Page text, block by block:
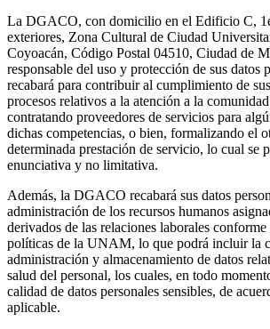
La DGACO, con domicilio en el Edificio C,
exteriores, Zona Cultural de Ciudad
Coyoacán, Código Postal 04510, Ciudad de
responsable del uso y protección de sus datos
recabará para contribuir al cumplimiento de
procesos relativos a la atención a la
contratando proveedores de servicios para
dichas competencias, o bien, formalizando el
determinada prestación de servicio, lo cual se
enunciativa y no limitativa.
Además, la DGACO recabará sus datos
administración de los recursos humanos
derivados de las relaciones laborales
políticas de la UNAM, lo que podrá incluir la
administración y almacenamiento de datos
salud del personal, los cuales, en todo
calidad de datos personales sensibles, de
aplicable.